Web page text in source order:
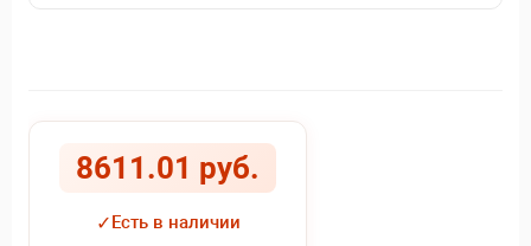
8611.01 руб.
✓Есть в наличии